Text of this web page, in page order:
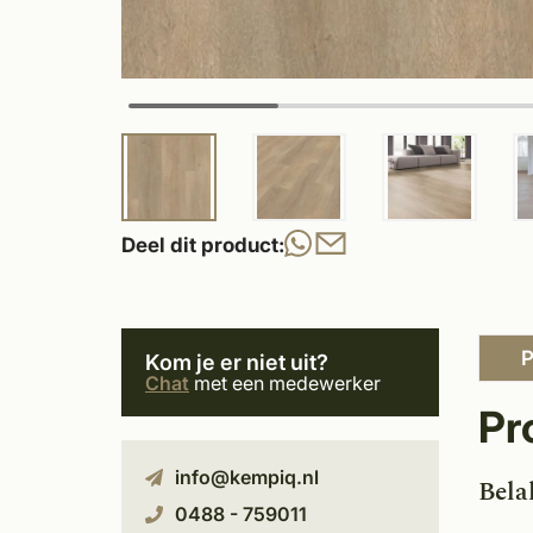
Deel dit product:
Kom je er niet uit?
Chat met een medewerker
info@kempiq.nl
0488 - 759011